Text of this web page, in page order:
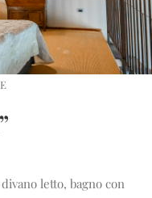
letto, bagno con